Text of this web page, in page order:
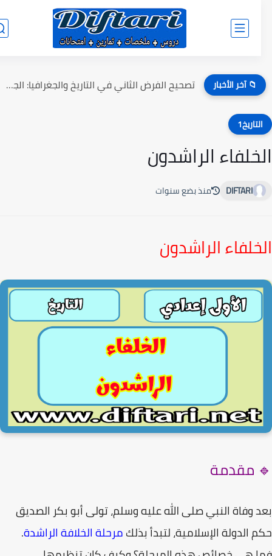
📁 آخر الأخبار تصحيح الفرض الثاني في التاريخ والجغرافيا: الجذع المشترك الدورة الثانية...
الراشدون
DIFTARI منذ بضع سنوات
الراشدون
مقدمة
وفاةالنبي صلى الله عليه وسلم، تولىأبو بكر الصديق
الدولة الإسلامية، لتبدأ بذلكمرحلة الخلافة الراشدة.